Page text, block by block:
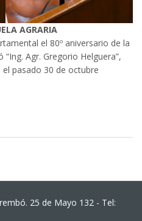
AGRARIA
el 80º aniversario de la
Agr. Gregorio Helguera”,
pasado 30 de octubre
25 de Mayo 132 - Tel: